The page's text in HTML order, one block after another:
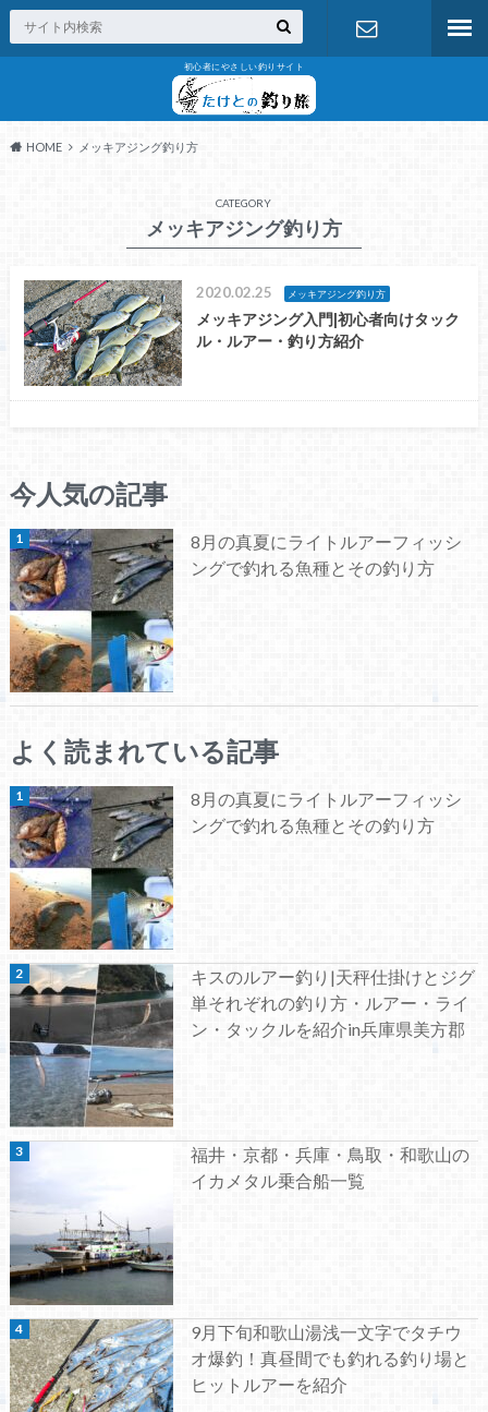
初心者にやさしい釣りサイト
HOME メッキアジング釣り方
CATEGORY
メッキアジング釣り方
2020.02.25 メッキアジング釣り方
メッキアジング入門|初心者向けタック
ル・ルアー・釣り方紹介
今人気の記事
8月の真夏にライトルアーフィッシ
ングで釣れる魚種とその釣り方
よく読まれている記事
8月の真夏にライトルアーフィッシ
ングで釣れる魚種とその釣り方
キスのルアー釣り|天秤仕掛けとジグ
単それぞれの釣り方・ルアー・ライ
ン・タックルを紹介in兵庫県美方郡
福井・京都・兵庫・鳥取・和歌山の
イカメタル乗合船一覧
9月下旬和歌山湯浅一文字でタチウ
オ爆釣！真昼間でも釣れる釣り場と
ヒットルアーを紹介